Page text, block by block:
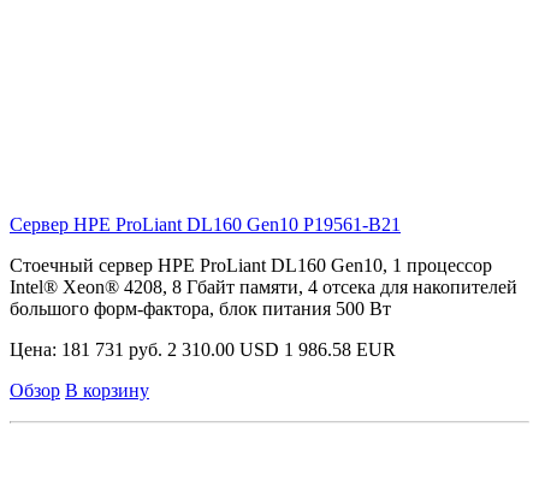
Сервер HPE ProLiant DL160 Gen10 P19561-B21
Стоечный сервер HPE ProLiant DL160 Gen10, 1 процессор
Intel® Xeon® 4208, 8 Гбайт памяти, 4 отсека для накопителей
большого форм-фактора, блок питания 500 Вт
Цена: 181 731 руб. 2 310.00 USD 1 986.58 EUR
Обзор В корзину